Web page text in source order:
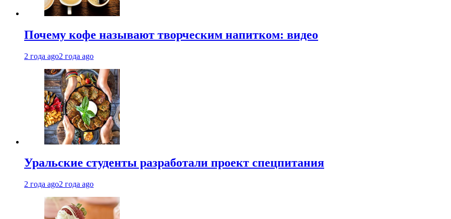
Почему кофе называют творческим напитком: видео
2 года ago2 года ago
Уральские студенты разработали проект спецпитания
2 года ago2 года ago